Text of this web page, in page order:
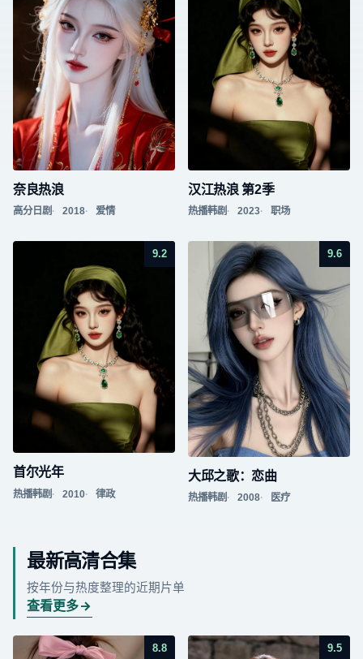
奈良热浪
高分日剧 2018 爱情
汉江热浪 第2季
热播韩剧 2023 职场
9.2
首尔光年
热播韩剧 2010 律政
9.6
大邱之歌：恋曲
热播韩剧 2008 医疗
最新高清合集
按年份与热度整理的近期片单
查看更多
8.8 9.5